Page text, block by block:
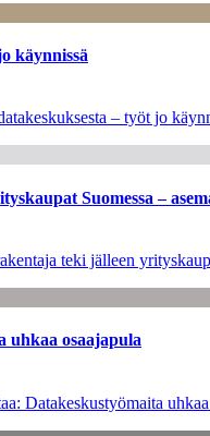
käynnissä
– työt jo
Suomessa –
teki jälleen
uhkaa osaajapula
Datakeskustyömaita uhkaa